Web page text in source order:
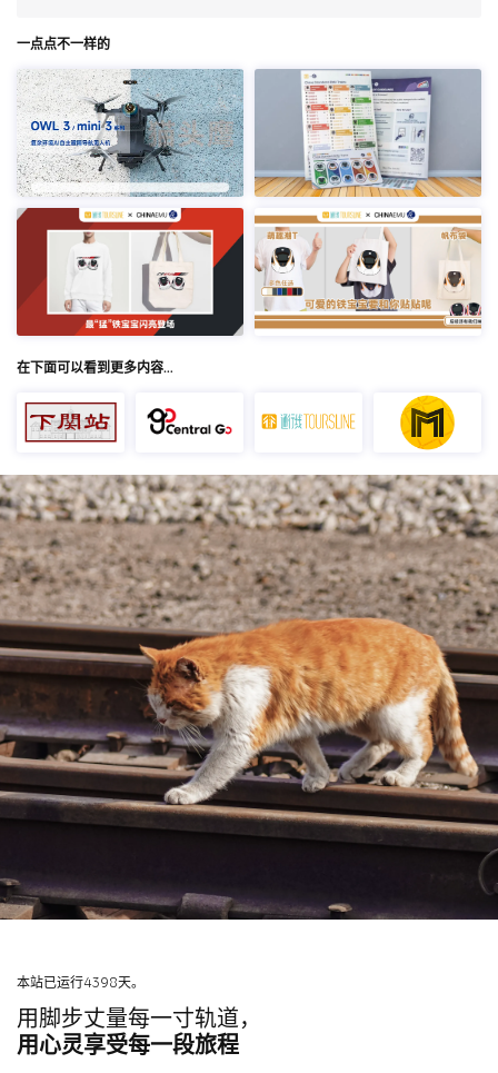
一点点不一样的
在下面可以看到更多内容…
本站已运行4398天。
用脚步丈量每一寸轨道，
用心灵享受每一段旅程